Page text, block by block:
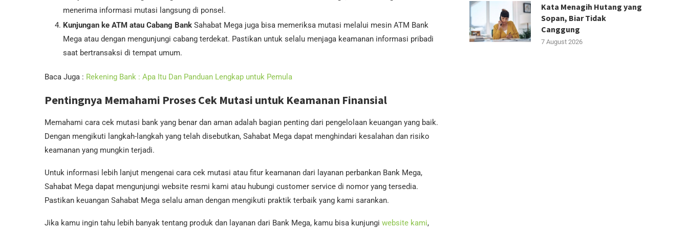
menerima informasi mutasi langsung di ponsel.
Kunjungan ke ATM atau Cabang Bank Sahabat Mega juga bisa memeriksa mutasi melalui mesin ATM Bank
Mega atau dengan mengunjungi cabang terdekat. Pastikan untuk selalu menjaga keamanan informasi pribadi
saat bertransaksi di tempat umum.
Baca Juga : Rekening Bank : Apa Itu Dan Panduan Lengkap untuk Pemula
Pentingnya Memahami Proses Cek Mutasi untuk Keamanan Finansial
Memahami cara cek mutasi bank yang benar dan aman adalah bagian penting dari pengelolaan keuangan yang baik.
Dengan mengikuti langkah-langkah yang telah disebutkan, Sahabat Mega dapat menghindari kesalahan dan risiko
keamanan yang mungkin terjadi.
Untuk informasi lebih lanjut mengenai cara cek mutasi atau fitur keamanan dari layanan perbankan Bank Mega,
Sahabat Mega dapat mengunjungi website resmi kami atau hubungi customer service di nomor yang tersedia.
Pastikan keuangan Sahabat Mega selalu aman dengan mengikuti praktik terbaik yang kami sarankan.
Jika kamu ingin tahu lebih banyak tentang produk dan layanan dari Bank Mega, kamu bisa kunjungi website kami,
Kata Menagih Hutang yang
Sopan, Biar Tidak
Canggung
7 August 2026